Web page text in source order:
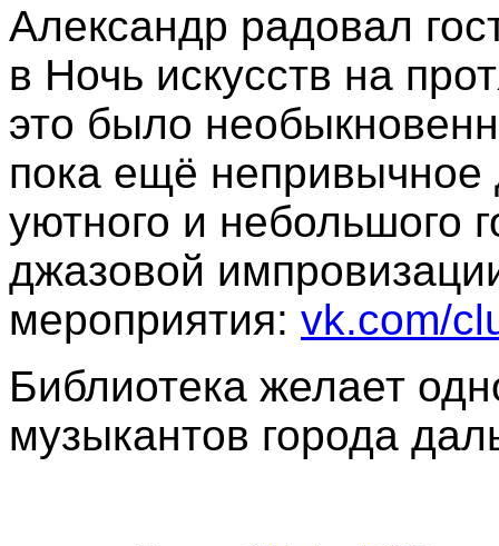
Александр радовал
в Ночь искусств на
это было
пока ещё
уютного и небольшого
джазовой
мероприятия: vk.com/
Библиотека желает
музыкантов города